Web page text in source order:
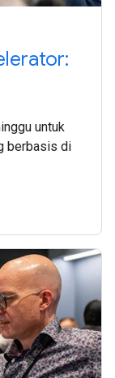
untuk
berbasis di